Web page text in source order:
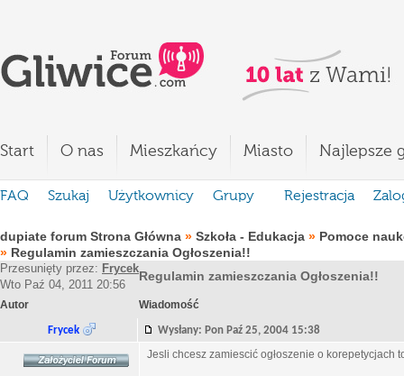
Start O nas Mieszkańcy Miasto Najlepsze
FAQ Szukaj Użytkownicy Grupy Rejestracja
dupiate forum Strona Główna » Szkoła - Edukacja » Pomoce
» Regulamin zamieszczania Ogłoszenia!!
Przesunięty przez: Frycek
Wto Paź 04, 2011 20:56
Regulamin zamieszczania Ogłoszenia!!
Autor Wiadomość
Frycek Wysłany: Pon Paź 25, 2004 15:38
Jesli chcesz zamiescić ogłoszenie o korepetycjach